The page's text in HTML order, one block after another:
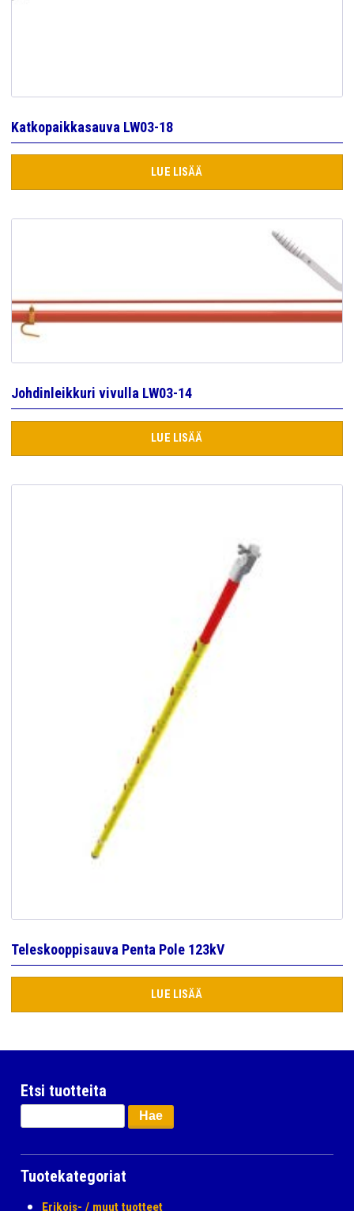
Katkopaikkasauva LW03-18
LUE LISÄÄ
Johdinleikkuri vivulla LW03-14
LUE LISÄÄ
Teleskooppisauva Penta Pole 123kV
LUE LISÄÄ
Etsi tuotteita
Haku:
Tuotekategoriat
Erikois- / muut tuotteet